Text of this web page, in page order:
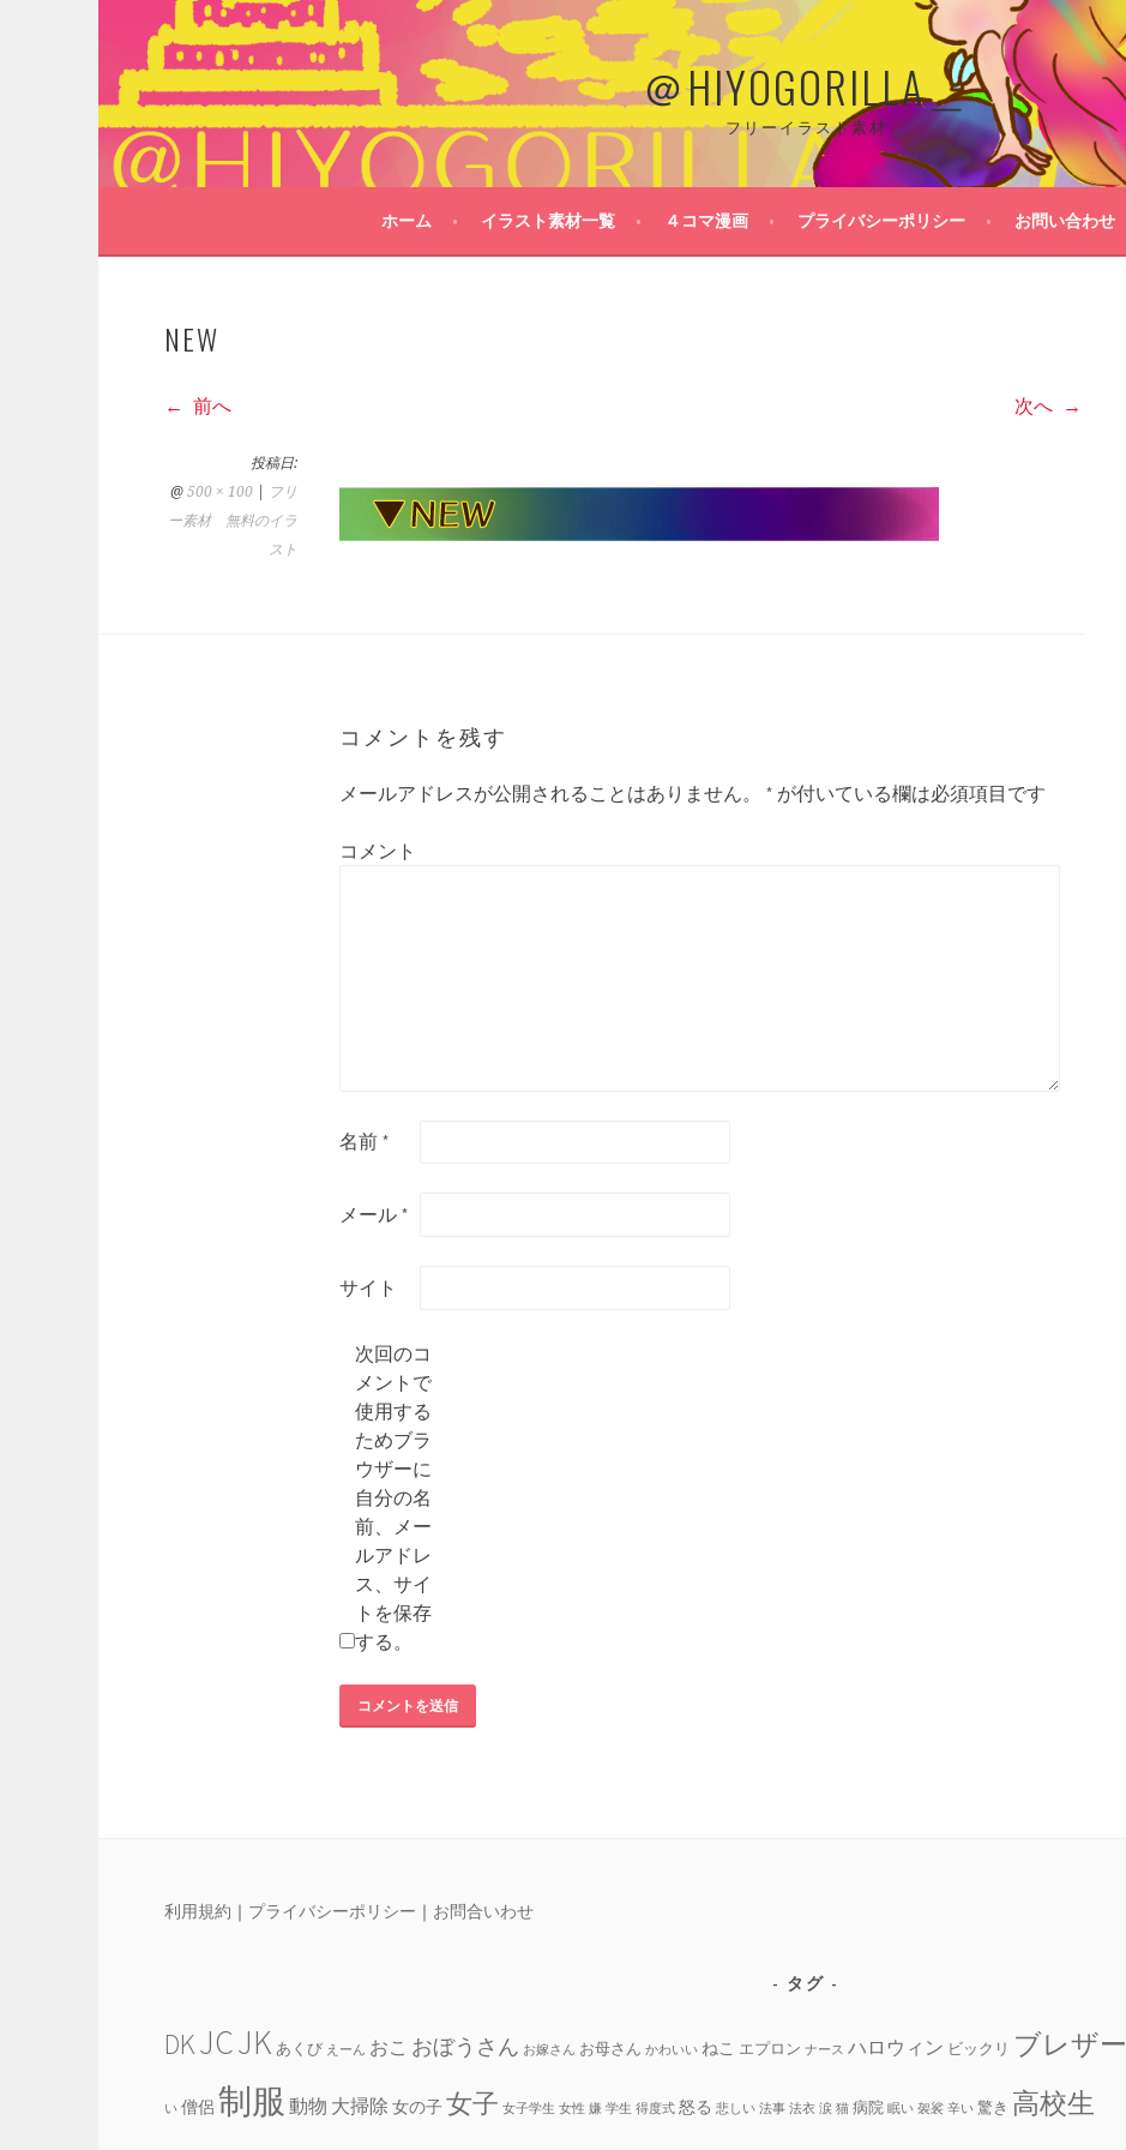
ン
ツ
へ
ス
＠HIYOGORILLA＿
フリーイラスト素材
ホーム イラスト素材一覧 ４コマ漫画 プライバシーポリシー お問い合わせ
NEW
前へ 次へ
投稿日:
@ 500 × 100
フリ
ー素材 無料のイラ
スト
コメントを残す
メールアドレスが公開されることはありません。 * が付いている欄は必須項目です
コメント
名前 *
メール *
サイト
次回のコ
メントで
使用する
ためブラ
ウザーに
自分の名
前、メー
ルアドレ
ス、サイ
トを保存
する。
利用規約 ｜ プライバシーポリシー ｜ お問合いわせ
タグ
DKJCJK あくび えーん おこ おぼうさん お嫁さん お母さん かわいい ねこ エプロン ナース ハロウィン ビックリ ブレザー
い 僧侶 制服 動物 大掃除 女の子女子 女子学生 女性 嫌 学生 得度式 怒る 悲しい 法事 法衣 涙 猫 病院 眠い 袈裟 辛い 驚き 高校生